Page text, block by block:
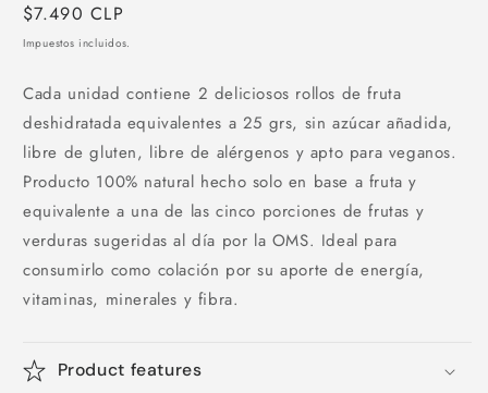
Precio
habitual
$7.490 CLP
Impuestos incluidos.
Cada unidad contiene 2 deliciosos rollos de fruta
deshidratada equivalentes a 25 grs, sin azúcar añadida,
libre de gluten, libre de alérgenos y apto para veganos.
Producto 100% natural hecho solo en base a fruta y
equivalente a una de las cinco porciones de frutas y
verduras sugeridas al día por la OMS. Ideal para
consumirlo como colación por su aporte de energía,
vitaminas, minerales y fibra.
Product features